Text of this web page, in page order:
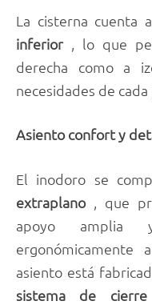
La cisterna cuenta
inferior , lo que
derecha como a
necesidades de
Asiento confort y
El inodoro se
extraplano , que
apoyo amplia
ergonómicamente
asiento está
sistema de